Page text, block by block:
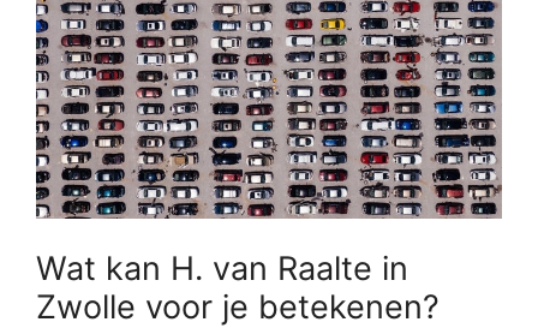
Wat kan H. van Raalte in
Zwolle voor je betekenen?